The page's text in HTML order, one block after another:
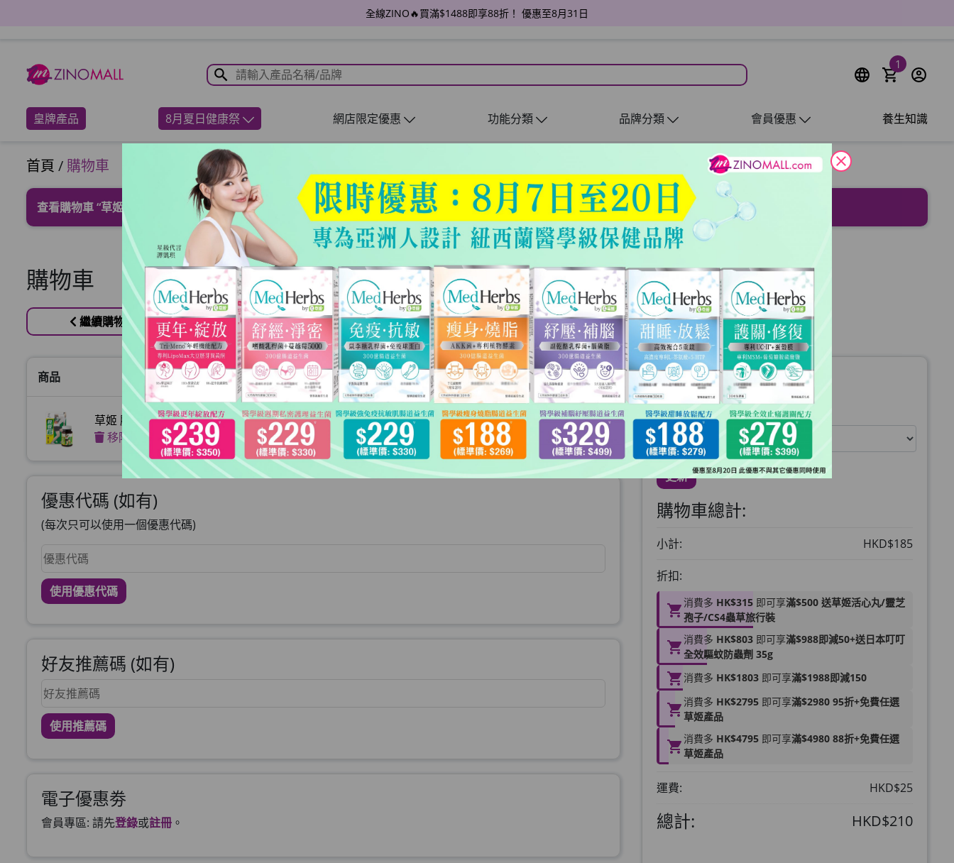
全線ZINO🔥買滿$1488即享88折！ 優惠至8月31日
1
皇牌產品 8月夏日健康祭 網店限定優惠 功能分類 品牌分類 會員優惠 養生知識
首頁 / 購物車
查看購物車“草姬 腰膝鬆” 已加入您的購物車
購物車
繼續購物 結帳
商品 價格 數量 小計
草姬 腰膝鬆
移除
HKD$185 HKD$185
優惠代碼 (如有)
(每次只可以使用一個優惠代碼)
使用優惠代碼
好友推薦碼 (如有)
使用推薦碼
電子優惠劵
會員專區: 請先登錄或註冊 。
運送地區:
暫時未能提供寄往美國服務
更新
購物車總計:
小計: HKD$185
折扣:
消費多 HK$315即可享滿$500 送草姬活心丸/靈芝
孢子/CS4蟲草旅行裝
消費多 HK$803即可享滿$988即減50+送日本叮叮
全效驅蚊防蟲劑 35g
消費多 HK$1803即可享滿$1988即減150
消費多 HK$2795即可享滿$2980 95折+免費任選
草姬產品
消費多 HK$4795即可享滿$4980 88折+免費任選
草姬產品
運費: HKD$25
總計: HKD$210
close